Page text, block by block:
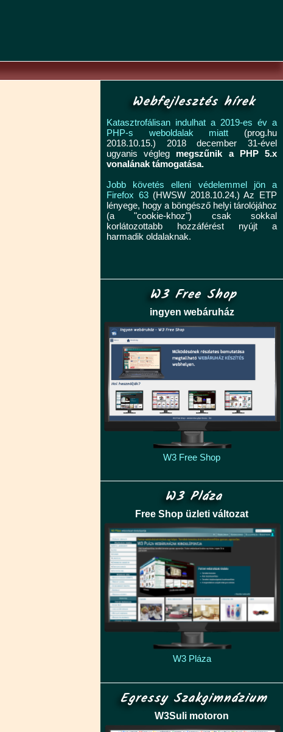
Webfejlesztés hírek
Katasztrofálisan indulhat a 2019-es év a
PHP-s weboldalak miatt (prog.hu
2018.10.15.) 2018 december 31-ével
ugyanis végleg megszűnik a PHP 5.x
vonalának támogatása.
Jobb követés elleni védelemmel jön a
Firefox 63(HWSW 2018.10.24.) Az ETP
lényege, hogy a böngésző helyi tárolójához
(a "cookie-khoz") csak sokkal
korlátozottabb hozzáférést nyújt a
harmadik oldalaknak.
W3 Free Shop
ingyen webáruház
W3 Free Shop
W3 Pláza
Free Shop üzleti változat
W3 Pláza
Egressy Szakgimnázium
W3Suli motoron